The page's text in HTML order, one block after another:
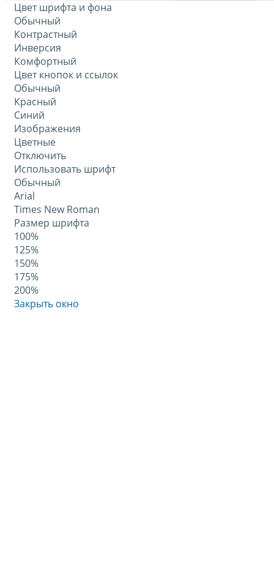
Цвет шрифта и фона
Обычный
Контрастный
Инверсия
Комфортный
Цвет кнопок и ссылок
Обычный
Красный
Синий
Изображения
Цветные
Отключить
Использовать шрифт
Обычный
Arial
Times New Roman
Размер шрифта
100%
125%
150%
175%
200%
Закрыть окно